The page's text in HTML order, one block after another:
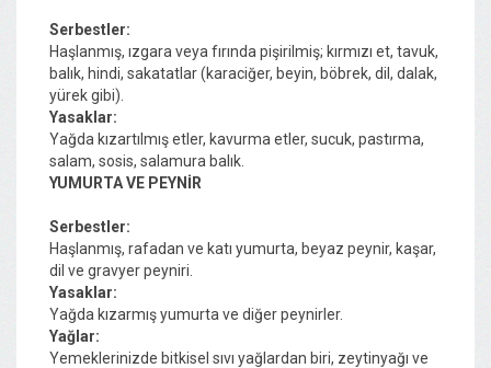
Serbestler:
Haşlanmış, ızgara veya fırında pişirilmiş; kırmızı et, tavuk,
balık, hindi, sakatatlar (karaciğer, beyin, böbrek, dil, dalak,
yürek gibi).
Yasaklar:
Yağda kızartılmış etler, kavurma etler, sucuk, pastırma,
salam, sosis, salamura balık.
YUMURTA VE PEYNİR
Serbestler:
Haşlanmış, rafadan ve katı yumurta, beyaz peynir, kaşar,
dil ve gravyer peyniri.
Yasaklar:
Yağda kızarmış yumurta ve diğer peynirler.
Yağlar:
Yemeklerinizde bitkisel sıvı yağlardan biri, zeytinyağı ve